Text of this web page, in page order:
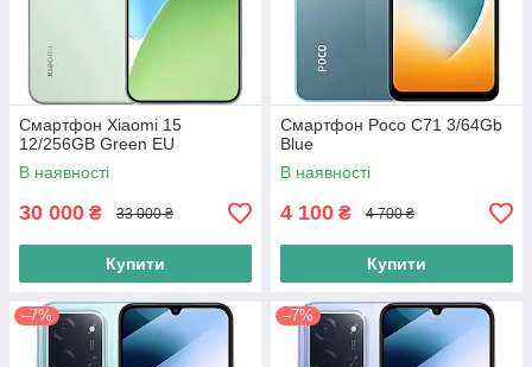
Смартфон Xiaomi 15
12/256GB Green EU
В наявності
30 000 ₴ 33 000 ₴
Купити
Смартфон Poco C71 3/64Gb
Blue
В наявності
4 100 ₴ 4 700 ₴
Купити
–7% –7%